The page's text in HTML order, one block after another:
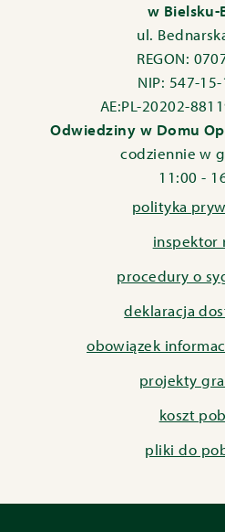
w Bielsku-
ul.
REGON:
NIP: 547-
AE:PL-20202-
Odwiedziny w Domu
codziennie w
11:00 -
polityka
inspektor
procedury o
deklaracja
obowiązek
projekty
koszt
pliki do